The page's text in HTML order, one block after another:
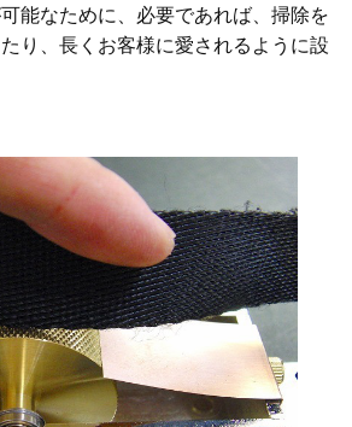
能なために、必要であれば、掃除を
り、長くお客様に愛されるように設